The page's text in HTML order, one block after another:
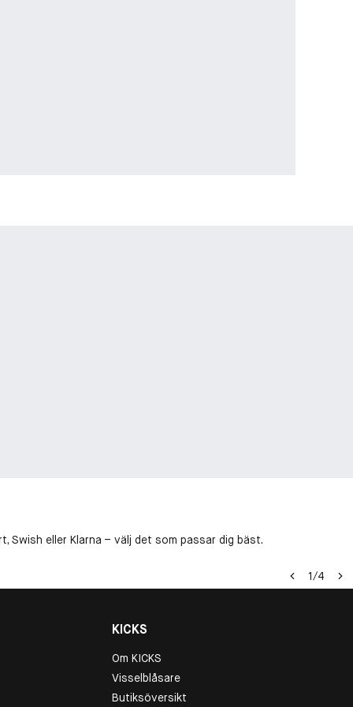
Swish eller Klarna – välj det som passar dig bäst.
1/4
KICKS
Om KICKS
Visselblåsare
Butiksöversikt